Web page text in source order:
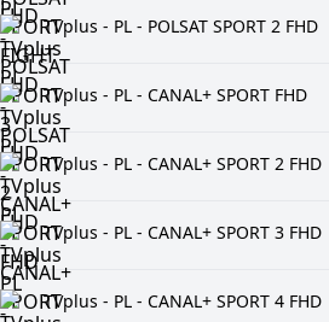
TVplus - PL - POLSAT SPORT 2 FHD
TVplus - PL - CANAL+ SPORT FHD
TVplus - PL - CANAL+ SPORT 2 FHD
TVplus - PL - CANAL+ SPORT 3 FHD
TVplus - PL - CANAL+ SPORT 4 FHD